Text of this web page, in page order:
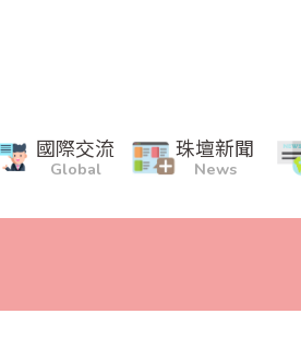
國際交流
Global
珠壇新聞
News